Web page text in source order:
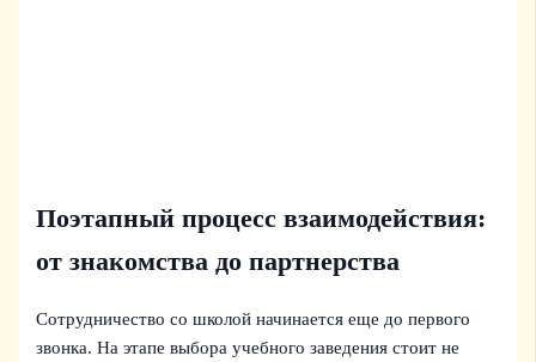
Поэтапный процесс взаимодействия:
от знакомства до партнерства
Сотрудничество со школой начинается еще до первого
звонка. На этапе выбора учебного заведения стоит не